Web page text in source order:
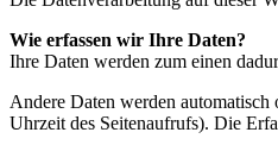
Wie erfassen wir Ihre Daten?
Ihre Daten werden zum einen
Andere Daten werden
Uhrzeit des Seitenaufrufs). Die